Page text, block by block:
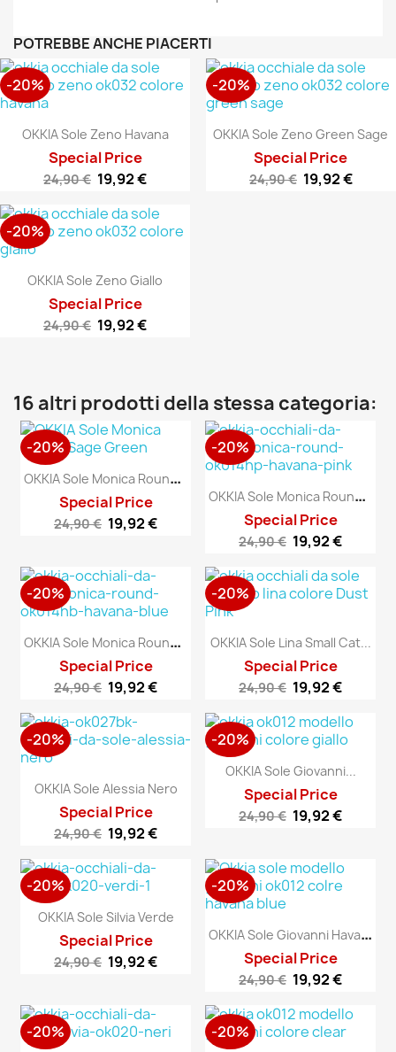
POTREBBE ANCHE PIACERTI
OKKIA Sole Zeno Havana
Special Price
24,90 € 19,92 €
-20%
OKKIA Sole Zeno Green Sage
Special Price
24,90 € 19,92 €
-20%
OKKIA Sole Zeno Giallo
Special Price
24,90 € 19,92 €
-20%
16 altri prodotti della stessa categoria:
O
KKIA Sole Monica Round...
Special Price
24,90 € 19,92 €
-20%
O
KKIA Sole Monica Round...
Special Price
24,90 € 19,92 €
-20%
O
KKIA Sole Monica Round...
Special Price
24,90 € 19,92 €
-20%
OKKIA Sole Lina Small Cat...
Special Price
24,90 € 19,92 €
-20%
OKKIA Sole Alessia Nero
Special Price
24,90 € 19,92 €
-20%
OKKIA Sole Giovanni...
Special Price
24,90 € 19,92 €
-20%
OKKIA Sole Silvia Verde
Special Price
24,90 € 19,92 €
-20%
O
KKIA Sole Giovanni Havana...
Special Price
24,90 € 19,92 €
-20%
-20% -20%